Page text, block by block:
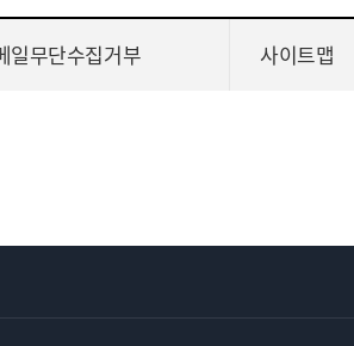
일무단수집거부 사이트맵